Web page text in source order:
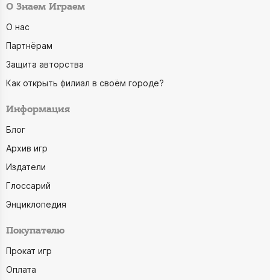
О Знаем Играем
О нас
Партнёрам
Защита авторства
Как открыть филиал в своём городе?
Информация
Блог
Архив игр
Издатели
Глоссарий
Энциклопедия
Покупателю
Прокат игр
Оплата